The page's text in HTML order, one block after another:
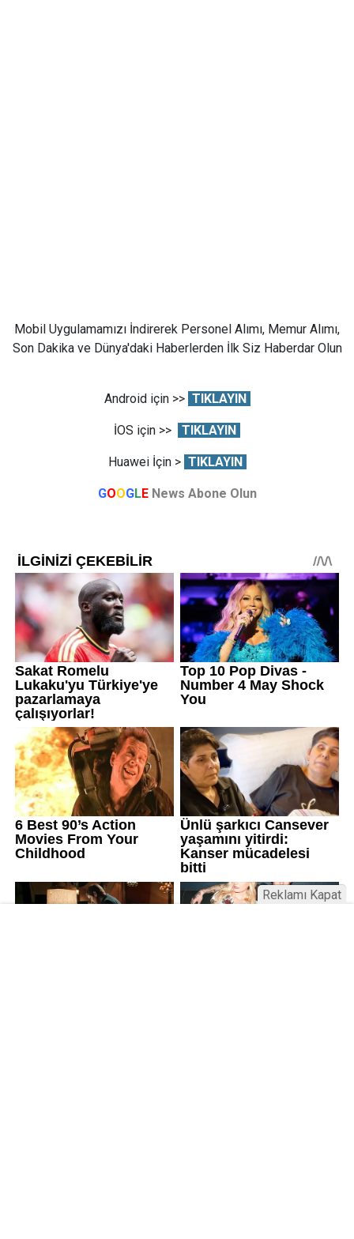
Mobil Uygulamamızı İndirerek Personel Alımı, Memur Alımı,
Son Dakika ve Dünya'daki Haberlerden İlk Siz Haberdar Olun
Android için >> TIKLAYIN
İOS için >> TIKLAYIN
Huawei İçin > TIKLAYIN
GOOGLE News Abone Olun
Reklamı Kapat